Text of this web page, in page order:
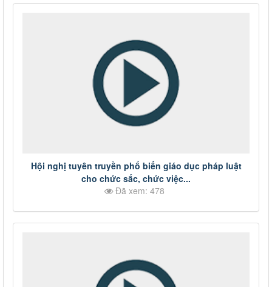
Hội nghị tuyên truyền phổ biến giáo dục pháp luật
cho chức sắc, chức việc...
Đã xem: 478